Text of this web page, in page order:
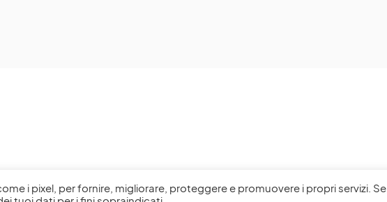
i pixel, per fornire, migliorare, proteggere e promuovere i propri servizi. Se